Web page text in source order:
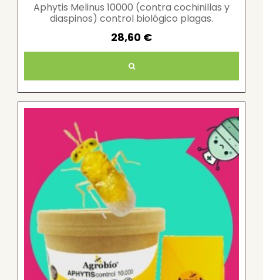
Aphytis Melinus 10000 (contra cochinillas y
diaspinos) control biológico plagas.
28,60 €